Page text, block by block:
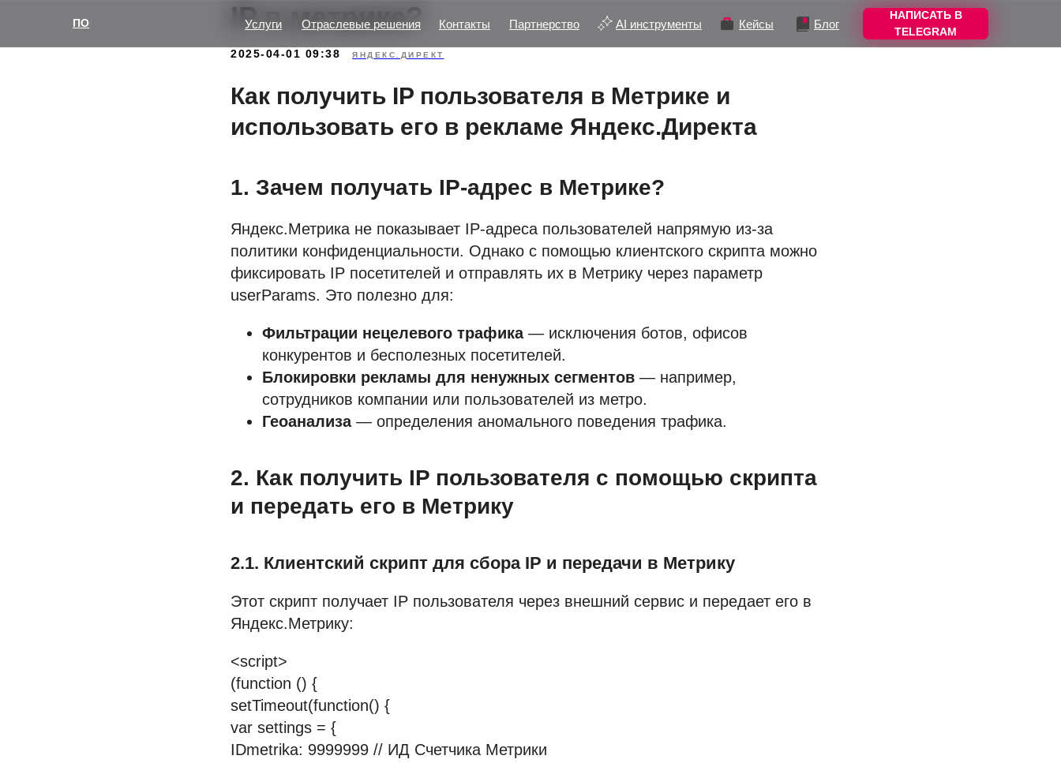
ПОМОЖЕМ МАСШТАБ Кейсы
Услуги Отраслевые решения
НАПИСАТЬ В
TELEGRAM
Контакты Партнерство AI инструменты Блог
IP в метрике?
2025-04-01 09:38 ЯНДЕКС.ДИРЕКТ
Как получить IP пользователя в Метрике и
использовать его в рекламе Яндекс.Директа
1. Зачем получать IP-адрес в Метрике?
Яндекс.Метрика не показывает IP-адреса пользователей напрямую из-за
политики конфиденциальности. Однако с помощью клиентского скрипта можно
фиксировать IP посетителей и отправлять их в Метрику через параметр
userParams. Это полезно для:
Фильтрации нецелевого трафика— исключения ботов, офисов
конкурентов и бесполезных посетителей.
Блокировки рекламы для ненужных сегментов — например,
сотрудников компании или пользователей из метро.
Геоанализа— определения аномального поведения трафика.
2. Как получить IP пользователя с помощью скрипта
и передать его в Метрику
2.1. Клиентский скрипт для сбора IP и передачи в Метрику
Этот скрипт получает IP пользователя через внешний сервис и передает его в
Яндекс.Метрику:
<script>
(function () {
setTimeout(function() {
var settings = {
IDmetrika: 9999999 // ИД Счетчика Метрики